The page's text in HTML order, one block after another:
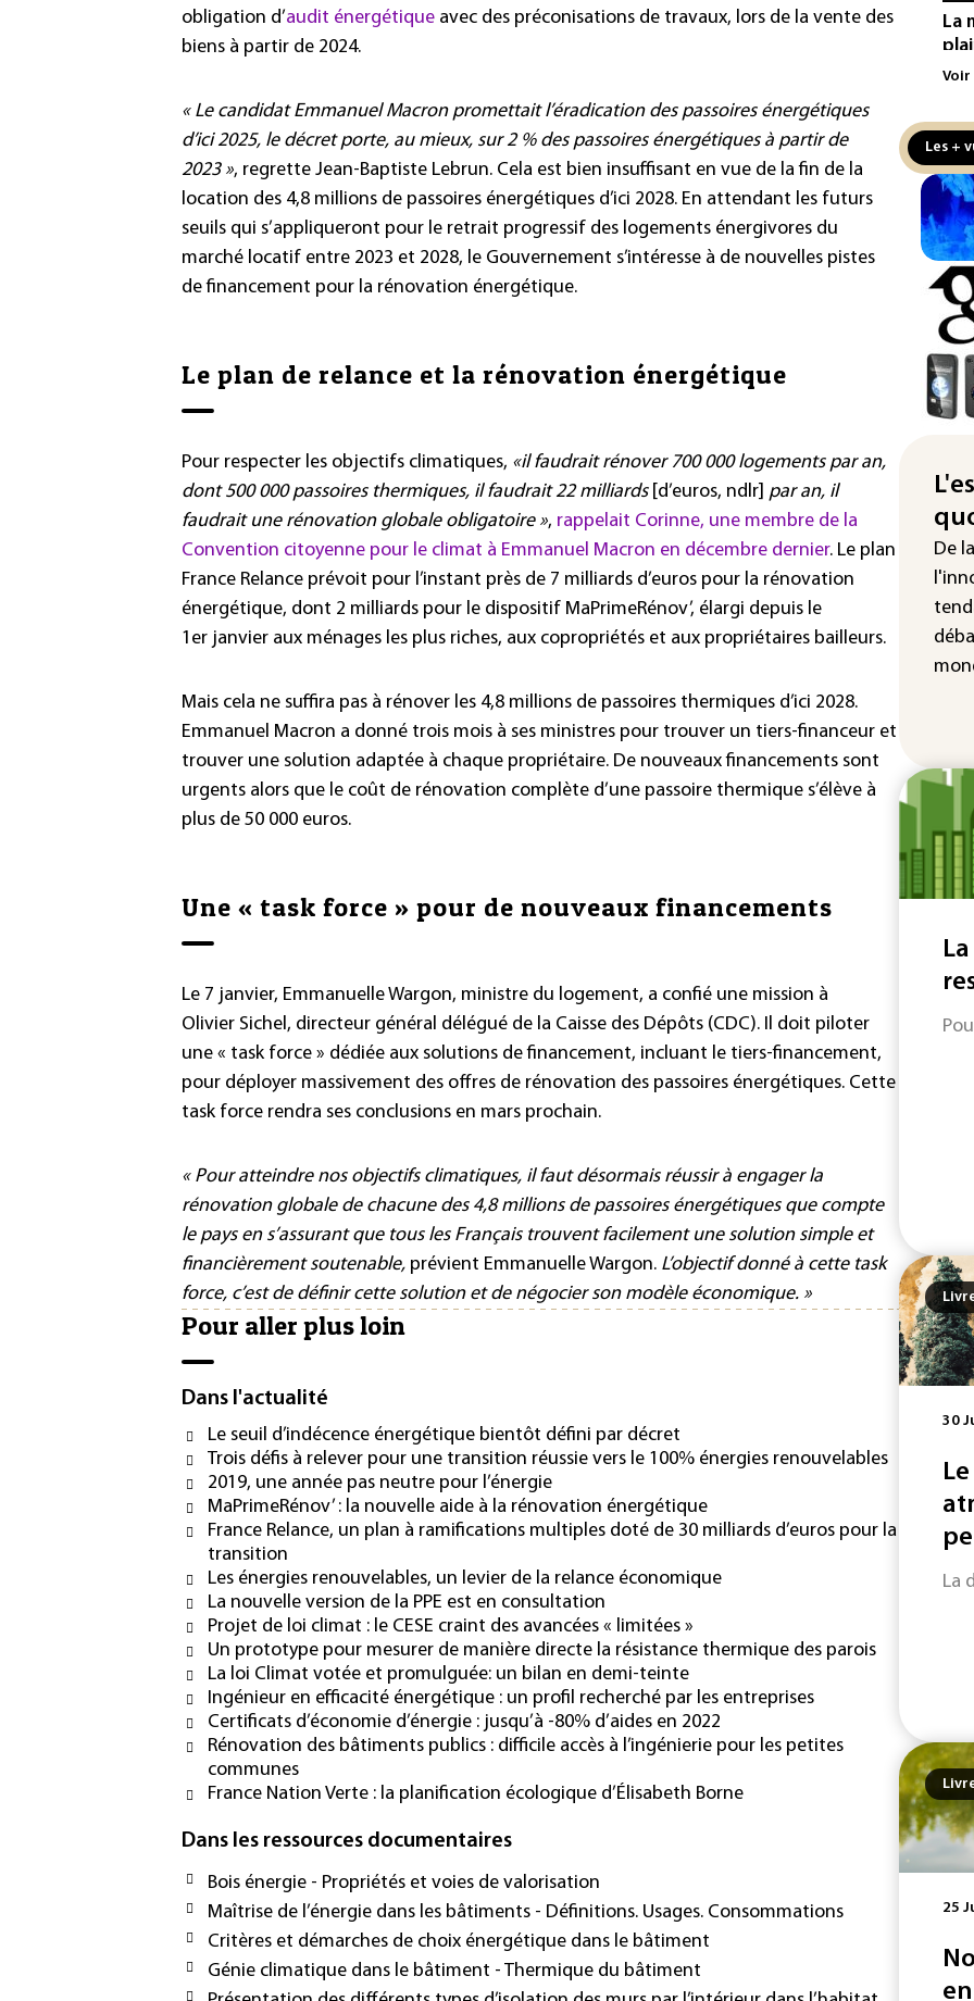
obligation d’audit énergétique avec des préconisations de travaux, lors de la vente des
biens à partir de 2024.
« Le candidat Emmanuel Macron promettait l’éradication des passoires énergétiques
d’ici 2025, le décret porte, au mieux, sur 2 % des passoires énergétiques à partir de
2023 », regrette Jean-Baptiste Lebrun. Cela est bien insuffisant en vue de la fin de la
location des 4,8 millions de passoires énergétiques d’ici 2028. En attendant les futurs
seuils qui s’appliqueront pour le retrait progressif des logements énergivores du
marché locatif entre 2023 et 2028, le Gouvernement s’intéresse à de nouvelles pistes
de financement pour la rénovation énergétique.
Le plan de relance et la rénovation énergétique
Pour respecter les objectifs climatiques, «il faudrait rénover 700 000 logements par an,
dont 500 000 passoires thermiques, il faudrait 22 milliards[d’euros, ndlr] par an, il
faudrait une rénovation globale obligatoire », rappelait Corinne, une membre de la
Convention citoyenne pour le climat à Emmanuel Macron en décembre dernier. Le plan
France Relance prévoit pour l’instant près de 7 milliards d’euros pour la rénovation
énergétique, dont 2 milliards pour le dispositif MaPrimeRénov’, élargi depuis le
1er janvier aux ménages les plus riches, aux copropriétés et aux propriétaires bailleurs.
Mais cela ne suffira pas à rénover les 4,8 millions de passoires thermiques d’ici 2028.
Emmanuel Macron a donné trois mois à ses ministres pour trouver un tiers-financeur et
trouver une solution adaptée à chaque propriétaire. De nouveaux financements sont
urgents alors que le coût de rénovation complète d’une passoire thermique s’élève à
plus de 50 000 euros.
Une « task force » pour de nouveaux financements
Le 7 janvier, Emmanuelle Wargon, ministre du logement, a confié une mission à
Olivier Sichel, directeur général délégué de la Caisse des Dépôts (CDC). Il doit piloter
une « task force » dédiée aux solutions de financement, incluant le tiers-financement,
pour déployer massivement des offres de rénovation des passoires énergétiques. Cette
task force rendra ses conclusions en mars prochain.
« Pour atteindre nos objectifs climatiques, il faut désormais réussir à engager la
rénovation globale de chacune des 4,8 millions de passoires énergétiques que compte
le pays en s’assurant que tous les Français trouvent facilement une solution simple et
financièrement soutenable, prévient Emmanuelle Wargon. L’objectif donné à cette task
force, c’est de définir cette solution et de négocier son modèle économique. »
Pour aller plus loin
Dans l'actualité
Le seuil d’indécence énergétique bientôt défini par décret
Trois défis à relever pour une transition réussie vers le 100% énergies renouvelables
2019, une année pas neutre pour l’énergie
MaPrimeRénov’ : la nouvelle aide à la rénovation énergétique
France Relance, un plan à ramifications multiples doté de 30 milliards d’euros pour la
transition
Les énergies renouvelables, un levier de la relance économique
La nouvelle version de la PPE est en consultation
Projet de loi climat : le CESE craint des avancées « limitées »
Un prototype pour mesurer de manière directe la résistance thermique des parois
La loi Climat votée et promulguée: un bilan en demi-teinte
Ingénieur en efficacité énergétique : un profil recherché par les entreprises
Certificats d’économie d’énergie : jusqu’à -80% d’aides en 2022
Rénovation des bâtiments publics : difficile accès à l’ingénierie pour les petites
communes
France Nation Verte : la planification écologique d’Élisabeth Borne
Dans les ressources documentaires
Bois énergie - Propriétés et voies de valorisation
Maîtrise de l’énergie dans les bâtiments - Définitions. Usages. Consommations
Critères et démarches de choix énergétique dans le bâtiment
Génie climatique dans le bâtiment - Thermique du bâtiment
La
aux
la
au
la
Le
Voir
Les +
De
30
La
25